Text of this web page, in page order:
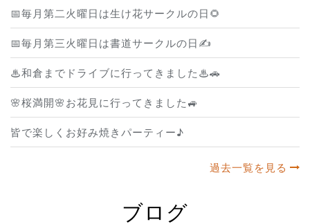
📅毎月第二火曜日は生け花サークルの日🌻
📅毎月第三火曜日は書道サークルの日✍️
♨和倉までドライブに行ってきました♨🚗
🌸桜満開🌸お花見に行ってきました🚙
皆で楽しくお好み焼きパーティー♪
過去一覧を見る
ブログ